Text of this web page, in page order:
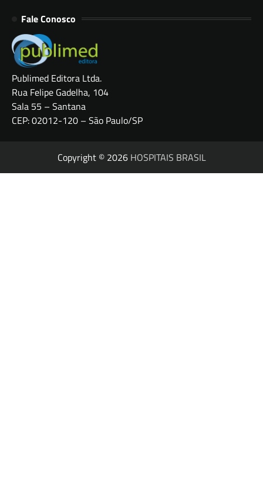
Fale Conosco
Publimed Editora Ltda.
Rua Felipe Gadelha, 104
Sala 55 – Santana
CEP: 02012-120 – São Paulo/SP
Copyright © 2026 HOSPITAIS BRASIL